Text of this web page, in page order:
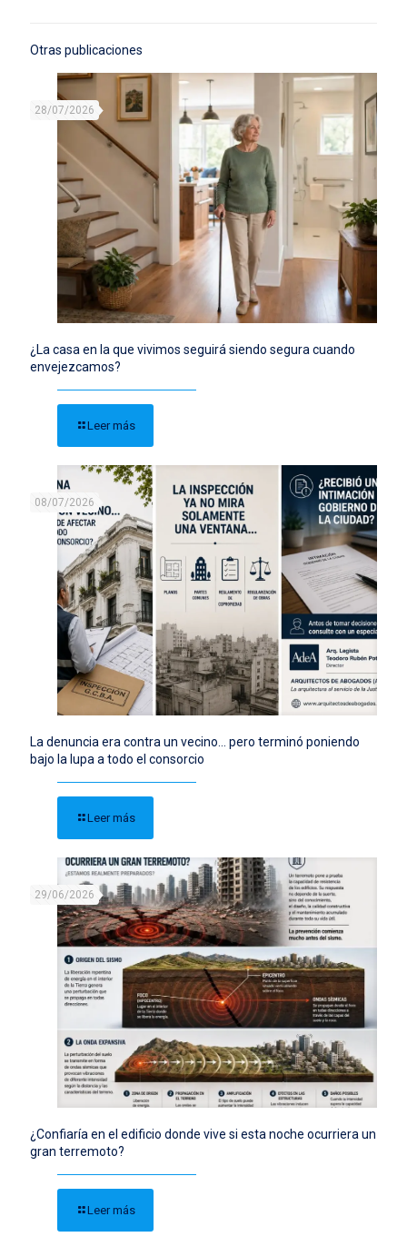
Otras publicaciones
28/07/2026
¿La casa en la que vivimos seguirá siendo segura cuando
envejezcamos?
Leer más
08/07/2026
La denuncia era contra un vecino… pero terminó poniendo
bajo la lupa a todo el consorcio
Leer más
29/06/2026
¿Confiaría en el edificio donde vive si esta noche ocurriera un
gran terremoto?
Leer más